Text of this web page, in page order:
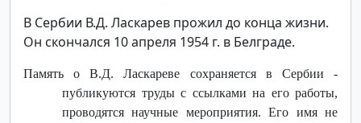
В Сербии В.Д. Ласкарев прожил до конца жизни.
Он скончался 10 апреля 1954 г. в Белграде.
Память о В.Д. Ласкареве сохраняется в Сербии -
публикуются труды с ссылками на его работы,
проводятся научные мероприятия. Его имя не